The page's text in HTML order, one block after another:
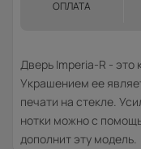
ОПЛАТА
Дверь Imperia-R - это
Украшением ее
печати на стекле.
нотки можно с
дополнит эту модель.